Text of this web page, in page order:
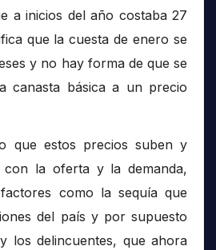
a inicios del año costaba 27
que la cuesta de enero se
y no hay forma de que se
canasta básica a un precio
que estos precios suben y
con la oferta y la demanda,
como la sequía que
del país y por supuesto
los delincuentes, que ahora